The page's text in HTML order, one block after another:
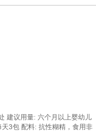
建议用量: 六个月以上婴幼儿
3包 配料: 抗性糊精，食用非